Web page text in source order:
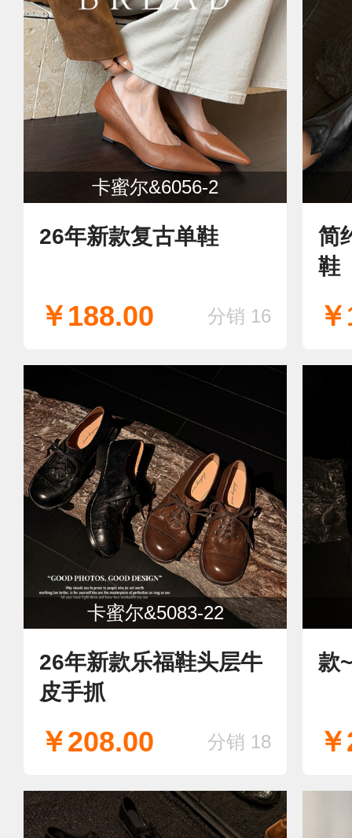
卡蜜尔&6056-2
26年新款复古单鞋
￥188.00 分销 16
简
鞋
卡蜜尔&5083-22
26年新款乐福鞋头层牛
皮手抓
￥208.00 分销 18
款